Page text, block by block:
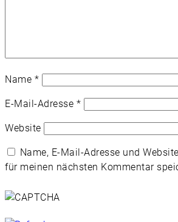
Name *
E-Mail-Adresse *
Website
Name, E-Mail-Adresse und
für meinen nächsten Kommentar